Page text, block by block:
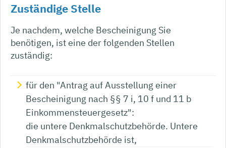
Zuständige Stelle
Je nachdem, welche Bescheinigung Sie
benötigen, ist eine der folgenden Stellen
zuständig:
für den "Antrag auf Ausstellung einer
Bescheinigung nach §§ 7 i, 10 f und 11 b
Einkommensteuergesetz":
die untere Denkmalschutzbehörde. Untere
Denkmalschutzbehörde ist,